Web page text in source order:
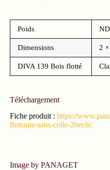
Poids ND
Dimensions 2
DIVA 139 Bois flotté
Téléchargement
Fiche produit : https://
flottante-sans-colle-2beclic
Image by PANAGET